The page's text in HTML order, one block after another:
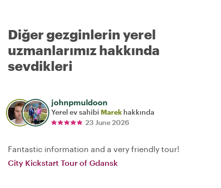
Diğer gezginlerin yerel
uzmanlarımız hakkında
sevdikleri
johnpmuldoon
Yerel ev sahibi Marek hakkında
23 June 2026
Fantastic information and a very friendly tour!
City Kickstart Tour of Gdansk